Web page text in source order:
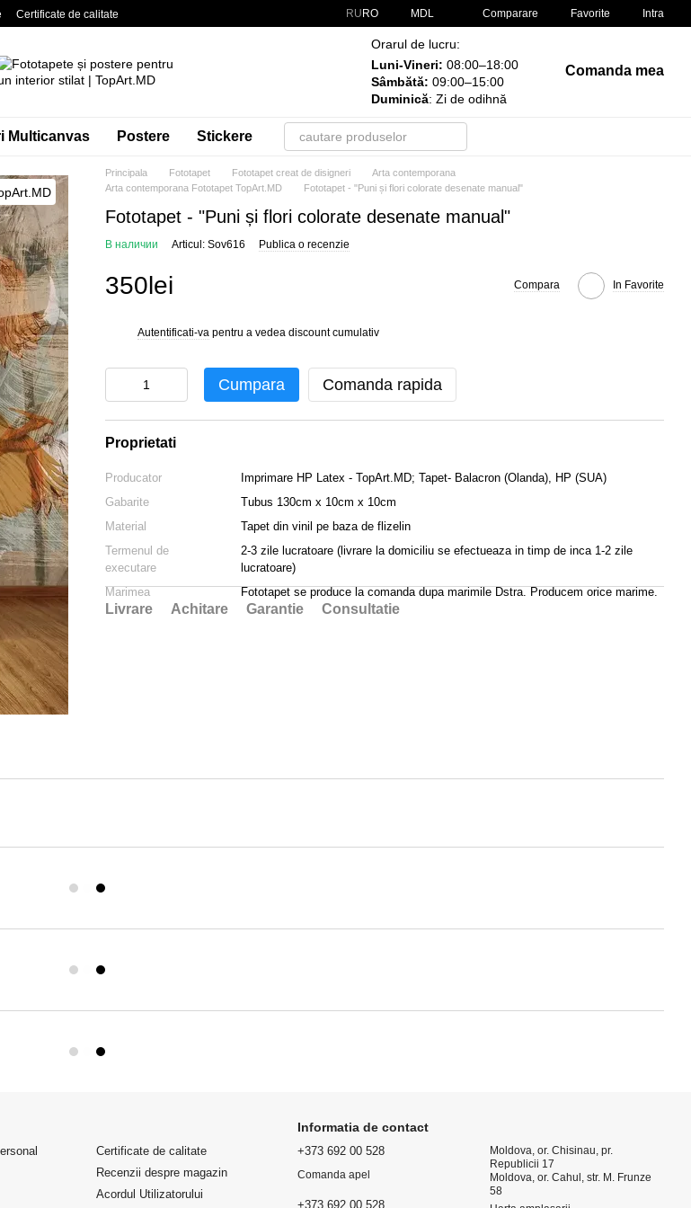
Certificate de calitate
RU RO MDL Comparare Favorite Intra
Orarul de lucru:
Luni-Vineri: 08:00–18:00
Sâmbătă: 09:00–15:00
Duminică: Zi de odihnă
Comanda mea
Multicanvas Postere Stickere
Principala Fototapet Fototapet creat de disigneri
Arta contemporana
Arta contemporana Fototapet TopArt.MD
Fototapet - "Puni și flori colorate desenate manual"
Fototapet - "Puni și flori colorate desenate manual"
В наличии Articul: Sov616 Publica o recenzie
350lei Compara In Favorite
Autentificati-va pentru a vedea discount cumulativ
Cumpara Comanda rapida
Proprietati
Producator
Imprimare HP Latex - TopArt.MD; Tapet- Balacron (Olanda), HP (SUA)
Gabarite
Tubus 130cm x 10cm x 10cm
Material
Tapet din vinil pe baza de flizelin
Termenul de
executare
2-3 zile lucratoare (livrare la domiciliu se efectueaza in timp de inca 1-2 zile
lucratoare)
Marimea
Fototapet se produce la comanda dupa marimile Dstra. Producem orice marime.
Livrare Achitare Garantie Consultatie
Certificate de calitate
Recenzii despre magazin
Acordul Utilizatorului
Informatia de contact
+373 692 00 528
Comanda apel
+373 692 00 528
Moldova, or. Chisinau, pr.
Republicii 17
Moldova, or. Cahul, str. M. Frunze
58